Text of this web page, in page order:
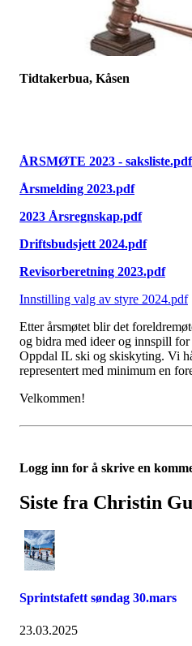
Tidtakerbua, Kåsen
ÅRSMØTE 2023 - saksliste.pdf
Årsmelding 2023.pdf
2023 Årsregnskap.pdf
Driftsbudsjett 2024.pdf
Revisorberetning 2023.pdf
Innstilling valg av styre 2024.pdf
Etter årsmøtet blir det
og bidra med ideer og innspill
Oppdal IL ski og skiskyting. Vi
representert med minimum en
Velkommen!
Logg inn for å skrive en
Siste fra Christin
Sprintstafett søndag 30.mars
23.03.2025